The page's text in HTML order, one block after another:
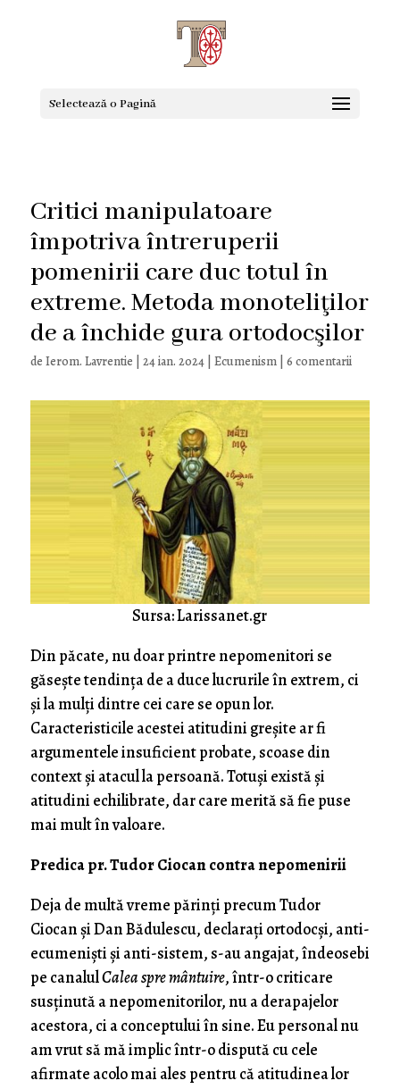
Selectează o Pagină
Critici manipulatoare
împotriva întreruperii
pomenirii care duc totul în
extreme. Metoda monoteliţilor
de a închide gura ortodocşilor
de Ierom. Lavrentie 24 ian. 2024| Ecumenism| 6 comentarii
Sursa: Larissanet.gr
Din păcate, nu doar printre nepomenitori se
găsește tendința de a duce lucrurile în extrem, ci
și la mulți dintre cei care se opun lor.
Caracteristicile acestei atitudini greșite ar fi
argumentele insuficient probate, scoase din
context și atacul la persoană. Totuși există și
atitudini echilibrate, dar care merită să fie puse
mai mult în valoare.
Predica pr. Tudor Ciocan contra nepomenirii
Deja de multă vreme părinți precum Tudor
Ciocan și Dan Bădulescu, declarați ortodocși, anti-
ecumeniști și anti-sistem, s-au angajat, îndeosebi
pe canalulCalea spre mântuire, într-o criticare
susținută a nepomenitorilor, nu a derapajelor
acestora, ci a conceptului în sine. Eu personal nu
am vrut să mă implic într-o dispută cu cele
afirmate acolo mai ales pentru că atitudinea lor